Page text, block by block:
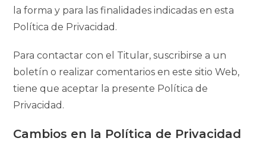
la forma y para las finalidades indicadas en esta
Política de Privacidad.
Para contactar con el Titular, suscribirse a un
boletín o realizar comentarios en este sitio Web,
tiene que aceptar la presente Política de
Privacidad.
Cambios en la Política de Privacidad